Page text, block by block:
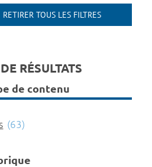
RETIRER TOUS LES FILTRES
RÉSULTATS
de contenu
(63)